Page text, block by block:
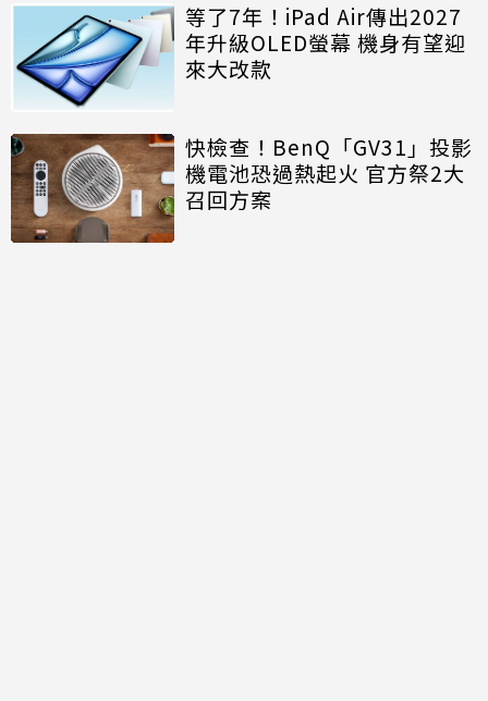
等了7年！iPad Air傳出2027
年升級OLED螢幕 機身有望迎
來大改款
快檢查！BenQ「GV31」投影
機電池恐過熱起火 官方祭2大
召回方案